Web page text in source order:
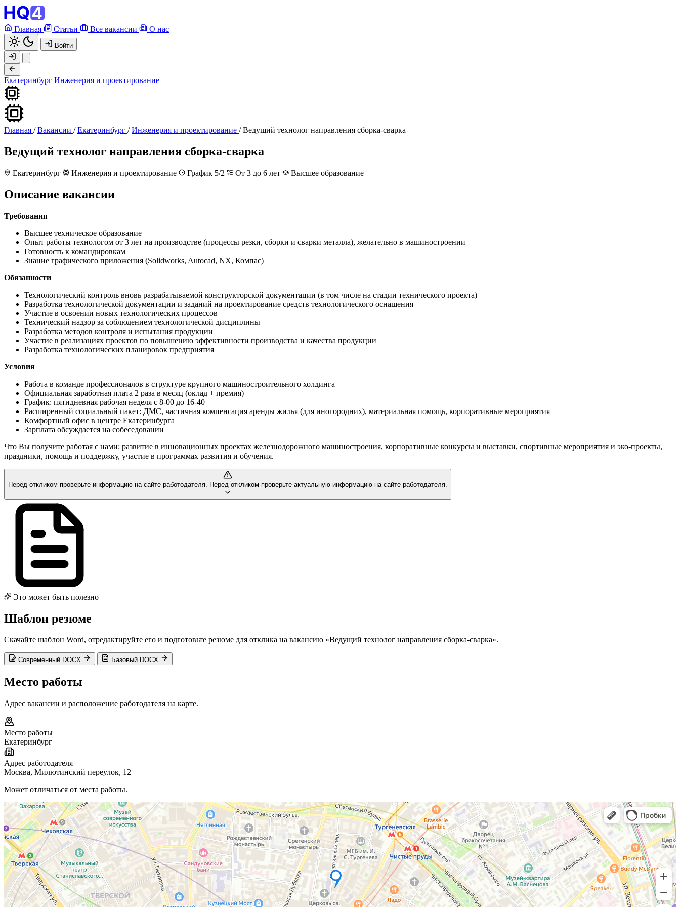
Главная Статьи Все вакансии О нас
Войти
Екатеринбург Инженерия и проектирование
Главная / Вакансии / Екатеринбург / Инженерия и проектирование / Ведущий технолог направления сборка-сварка
Ведущий технолог направления сборка-сварка
Екатеринбург Инженерия и проектирование График 5/2 От 3 до 6 лет Высшее образование
Описание вакансии
Требования
Высшее техническое образование
Опыт работы технологом от 3 лет на производстве (процессы резки, сборки и сварки металла), желательно в машиностроении
Готовность к командировкам
Знание графического приложения (Solidworks, Autocad, NX, Компас)
Обязанности
Технологический контроль вновь разрабатываемой конструкторской документации (в том числе на стадии технического проекта)
Разработка технологической документации и заданий на проектирование средств технологического оснащения
Участие в освоении новых технологических процессов
Технический надзор за соблюдением технологической дисциплины
Разработка методов контроля и испытания продукции
Участие в реализациях проектов по повышению эффективности производства и качества продукции
Разработка технологических планировок предприятия
Условия
Работа в команде профессионалов в структуре крупного машиностроительного холдинга
Официальная заработная плата 2 раза в месяц (оклад + премия)
График: пятидневная рабочая неделя с 8-00 до 16-40
Расширенный социальный пакет: ДМС, частичная компенсация аренды жилья (для иногородних), материальная помощь, корпоративные мероприятия
Комфортный офис в центре Екатеринбурга
Зарплата обсуждается на собеседовании
Что Вы получите работая с нами: развитие в инновационных проектах железнодорожного машиностроения, корпоративные конкурсы и выставки, спортивные мероприятия и эко‑проекты,
праздники, помощь и поддержку, участие в программах развития и обучения.
Перед откликом проверьте информацию на сайте работодателя. Перед откликом проверьте актуальную информацию на сайте работодателя.
Это может быть полезно
Шаблон резюме
Скачайте шаблон Word, отредактируйте его и подготовьте резюме для отклика на вакансию «Ведущий технолог направления сборка-сварка».
Современный DOCX Базовый DOCX
Место работы
Адрес вакансии и расположение работодателя на карте.
Место работы
Екатеринбург
Адрес работодателя
Москва, Милютинский переулок, 12
Может отличаться от места работы.